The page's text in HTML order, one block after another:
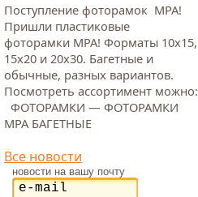
Поступление фоторамок МРА!
Пришли пластиковые
фоторамки МРА! Форматы 10х15,
15х20 и 20х30. Багетные и
обычные, разных вариантов.
Посмотреть ассортимент можно:
ФОТОРАМКИ — ФОТОРАМКИ
МРА БАГЕТНЫЕ
Все новости
новости на вашу почту